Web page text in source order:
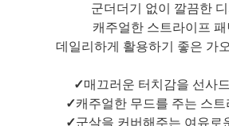
군더더기 없이 깔끔한
캐주얼한 스트라이프 패
데일리하게 활용하기 좋은 가
✓매끄러운 터치감을 선사
✓캐주얼한 무드를 주는 스트
✓군살을 커버해주는 여유로